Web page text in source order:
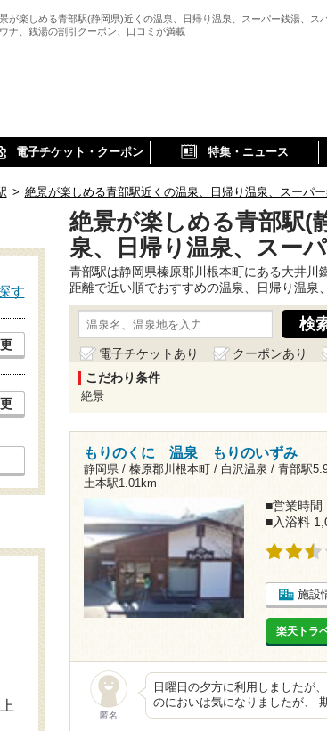
が楽しめる青部駅(静岡県)近くの温泉、日帰り温泉、スーパー銭湯、スパ
ナ、銭湯の割引クーポン、口コミが満載
電子チケット・クーポン 特集・ニュース
> 絶景が楽しめる青部駅近くの温泉、日帰り温泉、スーパ
絶景が楽しめる青部駅(
泉、日帰り温泉、スー
青部駅は静岡県榛原郡川根本町にある大井川
距離で近い順でおすすめの温泉、日帰り温泉
電子チケットあり クーポンあり
こだわり条件
絶景
もりのくに 温泉 もりのいずみ
静岡県 / 榛原郡川根本町 / 白沢温泉 / 青部駅
土本駅1.01km
■営業時間
■入浴料
施設
楽天トラ
匿名
日曜日の夕方に利用しましたが
のにおいは気になりましたが、
す